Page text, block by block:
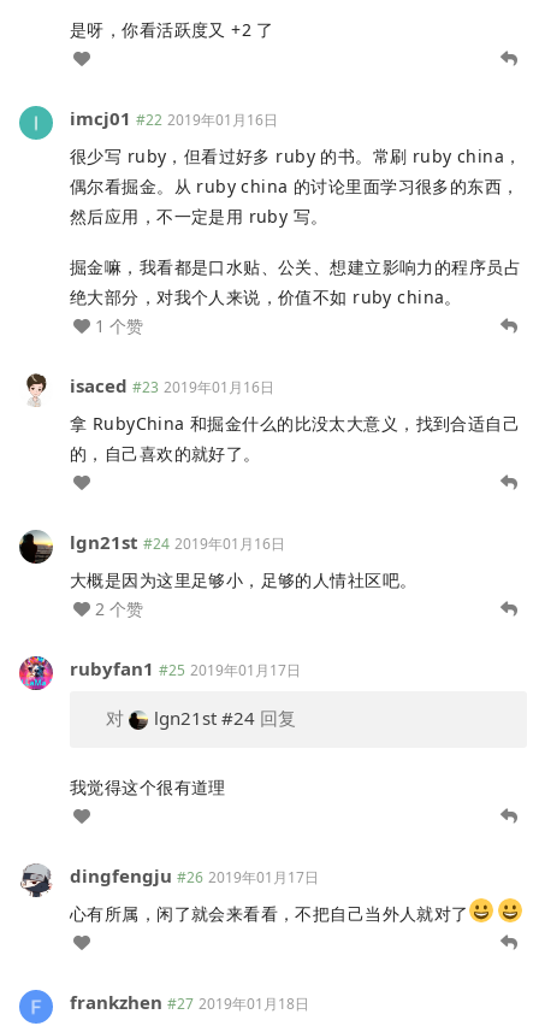
是呀，你看活跃度又 +2 了
imcj01 #22 2019年01月16日
很少写 ruby，但看过好多 ruby 的书。常刷 ruby china，
偶尔看掘金。从 ruby china 的讨论里面学习很多的东西，
然后应用，不一定是用 ruby 写。
掘金嘛，我看都是口水贴、公关、想建立影响力的程序员占
绝大部分，对我个人来说，价值不如 ruby china。
1 个赞
isaced #23 2019年01月16日
拿 RubyChina 和掘金什么的比没太大意义，找到合适自己
的，自己喜欢的就好了。
lgn21st #24 2019年01月16日
大概是因为这里足够小，足够的人情社区吧。
2 个赞
rubyfan1 #25 2019年01月17日
对 lgn21st #24 回复
我觉得这个很有道理
dingfengju #26 2019年01月17日
心有所属，闲了就会来看看，不把自己当外人就对了
frankzhen #27 2019年01月18日